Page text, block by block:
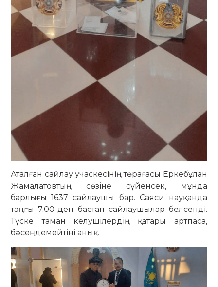
Аталған сайлау учаскесінің төрағасы Еркебұлан
Жамалатовтың сөзіне сүйенсек, мұнда
барлығы 1637 сайлаушы бар. Саяси науқанда
таңғы 7.00-ден бастап сайлаушылар белсенді.
Түске таман келушілердің қатары артпаса,
бәсеңдемейтіні анық.